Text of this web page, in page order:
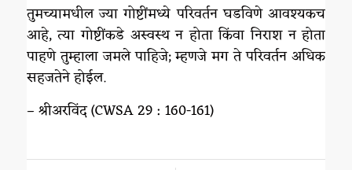
तुमच्यामधील ज्या गोष्टींमध्ये परिवर्तन घडविणे आवश्यकच
आहे, त्या गोष्टींकडे अस्वस्थ न होता किंवा निराश न होता
पाहणे तुम्हाला जमले पाहिजे; म्हणजे मग ते परिवर्तन अधिक
सहजतेने होईल.
– श्रीअरविंद (CWSA 29 : 160-161)